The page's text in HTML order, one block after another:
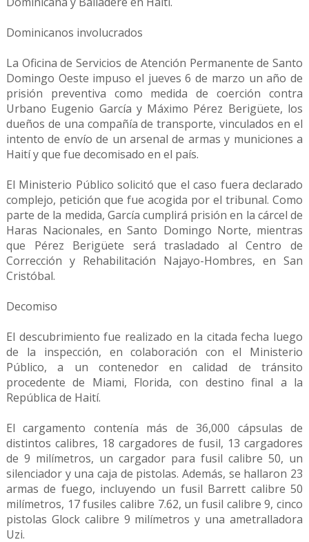
Dominicanos involucrados
La Oficina de Servicios de Atención Permanente de Santo
Domingo Oeste impuso el jueves 6 de marzo un año de
prisión preventiva como medida de coerción contra
Urbano Eugenio García y Máximo Pérez Berigüete, los
dueños de una compañía de transporte, vinculados en el
intento de envío de un arsenal de armas y municiones a
Haití y que fue decomisado en el país.
El Ministerio Público solicitó que el caso fuera declarado
complejo, petición que fue acogida por el tribunal. Como
parte de la medida, García cumplirá prisión en la cárcel de
Haras Nacionales, en Santo Domingo Norte, mientras
que Pérez Berigüete será trasladado al Centro de
Corrección y Rehabilitación Najayo-Hombres, en San
Cristóbal.
Decomiso
El descubrimiento fue realizado en la citada fecha luego
de la inspección, en colaboración con el Ministerio
Público, a un contenedor en calidad de tránsito
procedente de Miami, Florida, con destino final a la
República de Haití.
El cargamento contenía más de 36,000 cápsulas de
distintos calibres, 18 cargadores de fusil, 13 cargadores
de 9 milímetros, un cargador para fusil calibre 50, un
silenciador y una caja de pistolas. Además, se hallaron 23
armas de fuego, incluyendo un fusil Barrett calibre 50
milímetros, 17 fusiles calibre 7.62, un fusil calibre 9, cinco
pistolas Glock calibre 9 milímetros y una ametralladora
Uzi.